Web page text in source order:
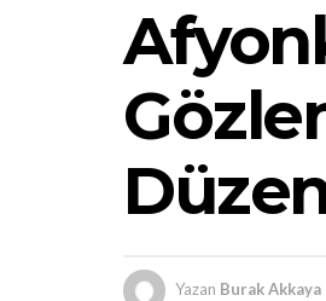
Yazan Burak Akkaya